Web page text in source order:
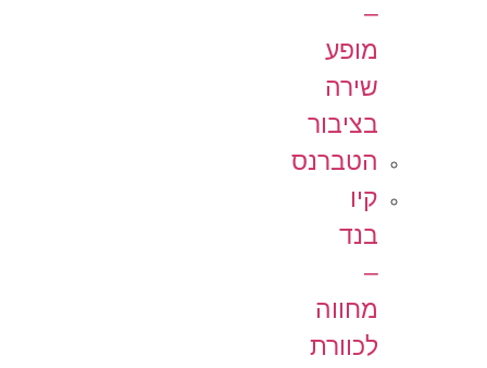
–
מופע
שירה
בציבור
הטברנס
קיו
בנד
–
מחווה
לכוורת